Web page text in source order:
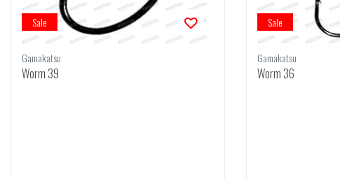
Sale
Gamakatsu
Worm 39
Sale
Gamakatsu
Worm 36